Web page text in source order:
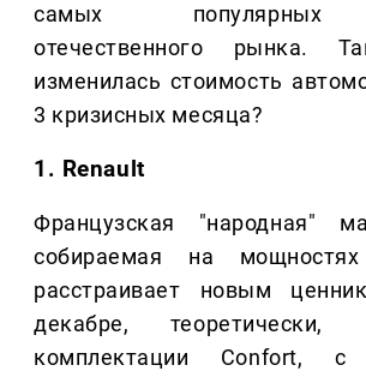
самых популярных
отечественного рынка.
изменилась стоимость
3 кризисных месяца?
1. Renault
Французская "народная"
собираемая на
расстраивает новым
декабре,
комплектации Confort, с